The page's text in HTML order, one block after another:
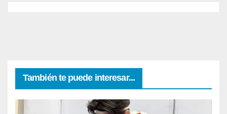
También te puede interesar...